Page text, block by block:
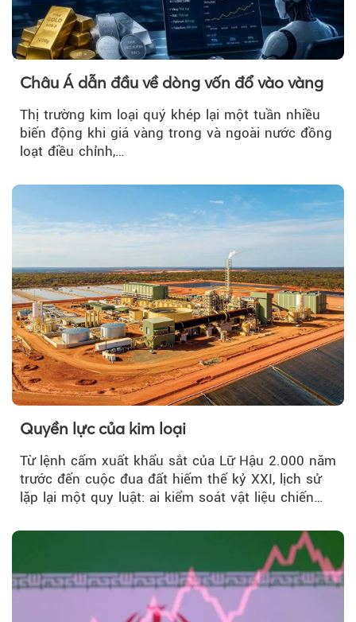
Châu Á dẫn đầu về dòng vốn đổ vào vàng
Thị trường kim loại quý khép lại một tuần nhiều
biến động khi giá vàng trong và ngoài nước đồng
loạt điều chỉnh,…
Quyền lực của kim loại
Từ lệnh cấm xuất khẩu sắt của Lữ Hậu 2.000 năm
trước đến cuộc đua đất hiếm thế kỷ XXI, lịch sử
lặp lại một quy luật: ai kiểm soát vật liệu chiến